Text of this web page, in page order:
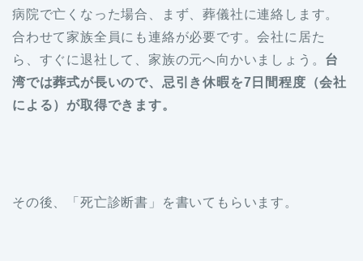
病院で亡くなった場合、まず、葬儀社に連絡します。
合わせて家族全員にも連絡が必要です。会社に居た
ら、すぐに退社して、家族の元へ向かいましょう。 台
湾では葬式が長いので、忌引き休暇を7日間程度（会社
による）が取得できます。
その後、「死亡診断書」を書いてもらいます。